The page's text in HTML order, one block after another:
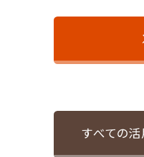
すべての